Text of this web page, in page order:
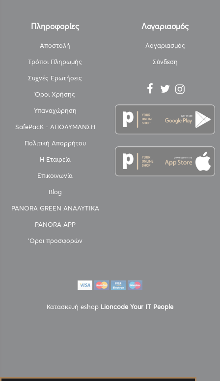
Πληροφορίες
Αποστολή
Τρόποι Πληρωμής
Συχνές Ερωτήσεις
Όροι Χρήσης
Υπαναχώρηση
SafePacK - ΑΠΟΛΥΜΑΝΣΗ
Πολιτική Απορρήτου
Η Εταιρεία
Επικοινωνία
Blog
PANORA GREEN ΑΝΑΛΥΤΙΚΑ
PANORA APP
'Οροι προσφορών
Λογαριασμός
Λογαριασμός
Σύνδεση
Κατασκευή eshop Lioncode Your IT People